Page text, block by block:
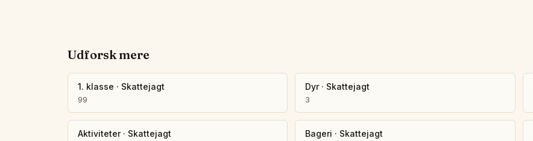
Udforsk mere
1. klasse · Skattejagt
99
Dyr· Skattejagt
3
Aktiviteter· Skattejagt Bageri · Skattejagt